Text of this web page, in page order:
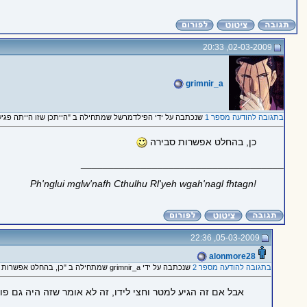
02-03-2009, 20:33
grimnir_a
בתגובה להודעה מספר 1 שנכתבה על ידי הפילדמרשל שמתחילה ב "הייתכן שזו הייתה
כן, בהחלט אפשרות סבירה
!Ph'nglui mglw'nafh Cthulhu Rl'yeh wgah'nagl fhtagn
05-03-2009, 22:36
alonmore28
בתגובה להודעה מספר 2
שנכתבה על ידי grimnir_a שמתחילה ב "כן, בהחלט אפשרות סבירה :)"
אבל אם זה הגיע למטר וחצי לידו, זה לא אומר שזה היה גם